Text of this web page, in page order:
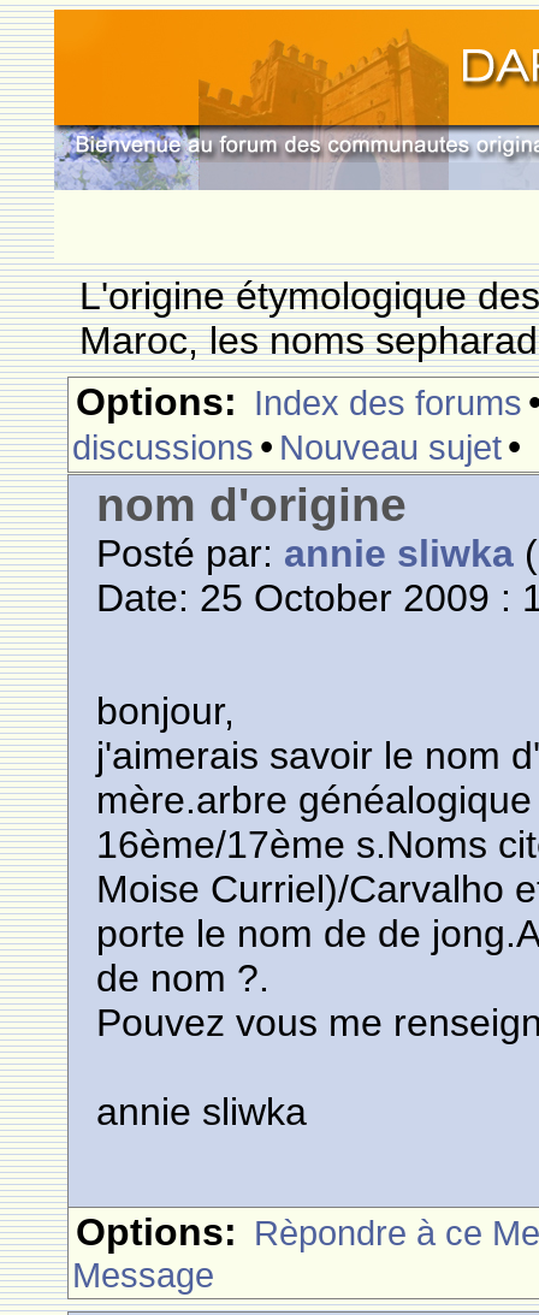
L'origine étymologique
Maroc, les noms
Options: Index des forums
discussions • Nouveau sujet•
nom d'origine
Posté par: annie sliwka
Date: 25 October 2009 :
bonjour,
j'aimerais savoir le nom
mère.arbre
16ème/17ème s.Noms
Moise Curriel)/Carvalho
porte le nom de de
de nom ?.
Pouvez vous me
annie sliwka
Options: Rèpondre à ce
Message